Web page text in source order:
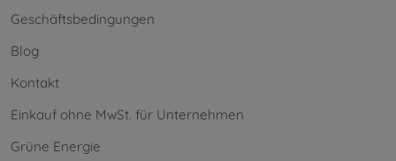
Geschäftsbedingungen
Blog
Kontakt
Einkauf ohne MwSt. für Unternehmen
Grüne Energie